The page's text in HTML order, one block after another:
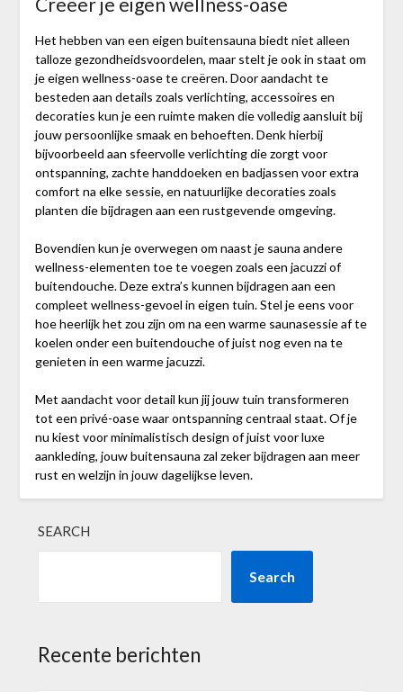
Het hebben van een eigen buitensauna biedt niet alleen
talloze gezondheidsvoordelen, maar stelt je ook in staat om
je eigen wellness-oase te creëren. Door aandacht te
besteden aan details zoals verlichting, accessoires en
decoraties kun je een ruimte maken die volledig aansluit bij
jouw persoonlijke smaak en behoeften. Denk hierbij
bijvoorbeeld aan sfeervolle verlichting die zorgt voor
ontspanning, zachte handdoeken en badjassen voor extra
comfort na elke sessie, en natuurlijke decoraties zoals
planten die bijdragen aan een rustgevende omgeving.
Bovendien kun je overwegen om naast je sauna andere
wellness-elementen toe te voegen zoals een jacuzzi of
buitendouche. Deze extra’s kunnen bijdragen aan een
compleet wellness-gevoel in eigen tuin. Stel je eens voor
hoe heerlijk het zou zijn om na een warme saunasessie af te
koelen onder een buitendouche of juist nog even na te
genieten in een warme jacuzzi.
Met aandacht voor detail kun jij jouw tuin transformeren
tot een privé-oase waar ontspanning centraal staat. Of je
nu kiest voor minimalistisch design of juist voor luxe
aankleding, jouw buitensauna zal zeker bijdragen aan meer
rust en welzijn in jouw dagelijkse leven.
SEARCH
Search
Recente berichten